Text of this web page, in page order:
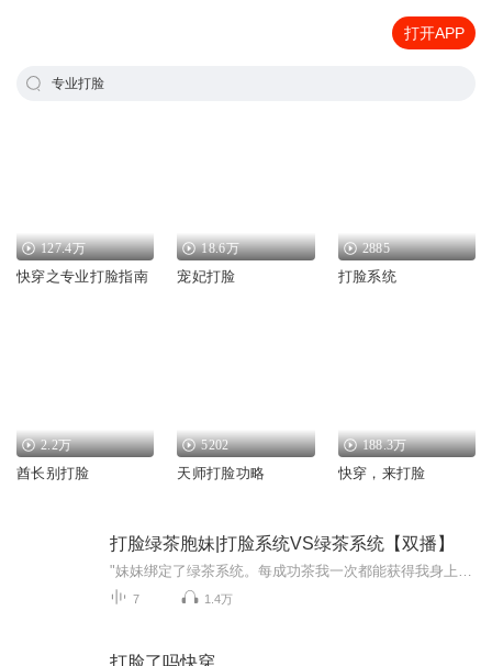
打开APP
专业打脸
127.4万
快穿之专业打脸指南
18.6万
宠妃打脸
2885
打脸系统
2.2万
酋长别打脸
5202
天师打脸功略
188.3万
快穿，来打脸
打脸绿茶胞妹|打脸系统VS绿茶系统【双播】
7 1.4万
打脸了吗快穿